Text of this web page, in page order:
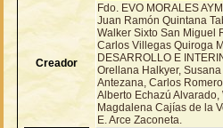
Creador
Fdo. EVO MORALES
Juan Ramón Quintana
Walker Sixto San Miguel
Carlos Villegas Quiroga
DESARROLLO E
Orellana Halkyer,
Antezana, Carlos
Alberto Echazú
Magdalena Cajías de la
E. Arce Zaconeta.